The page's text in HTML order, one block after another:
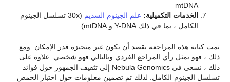
mtDNA
الخدمات التكميلية: علم الجينوم السديم
(30x تسلسل الجينوم
الكامل ، بما في ذلك Y-DNA و mtDNA)
تمت كتابة هذه المراجعة بقصد أن تكون غير متحيزة قدر الإمكان. ومع
ذلك ، فهو يمثل رأي المراجع الفردي وبالتالي فهو شخصي. علاوة على
ذلك ، نسعى في Nebula Genomics إلى تثقيف الجمهور حول فوائد
تسلسل الجينوم الكامل. لذلك تم تضمين معلومات حول اختبار الحمض